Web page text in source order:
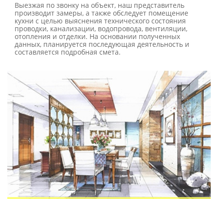
Выезжая по звонку на объект, наш представитель
производит замеры, а также обследует помещение
кухни с целью выяснения технического состояния
проводки, канализации, водопровода, вентиляции,
отопления и отделки. На основании полученных
данных, планируется последующая деятельность и
составляется подробная смета.